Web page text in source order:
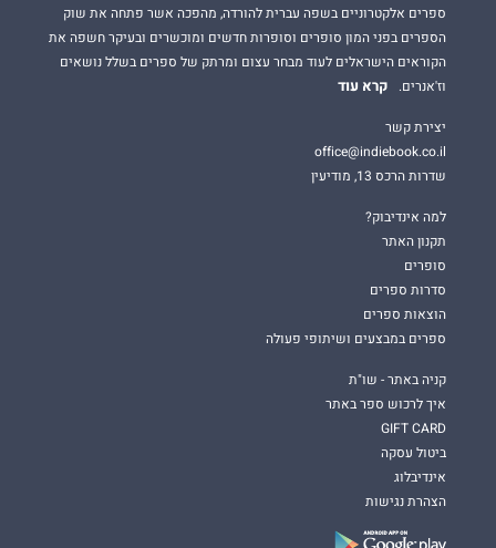
ספרים אלקטרוניים בשפה עברית להורדה, מהפכה אשר פתחה את שוק
הספרים בפני המון סופרים וסופרות חדשים ומוכשרים ובעיקר חשפה את
הקוראים הישראלים לעוד מבחר עצום ומרתק של ספרים בשלל נושאים
וז'אנרים.
קרא עוד
יצירת קשר
office@indiebook.co.il
שדרות הרכס 13, מודיעין
למה אינדיבוק?
תקנון האתר
סופרים
סדרות ספרים
הוצאות ספרים
ספרים במבצעים ושיתופי פעולה
קניה באתר - שו"ת
איך לרכוש ספר באתר
GIFT CARD
ביטול עסקה
אינדיבלוג
הצהרת נגישות